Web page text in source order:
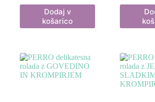
Dodaj v
košarico